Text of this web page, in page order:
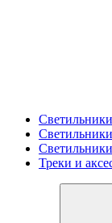
Треки и